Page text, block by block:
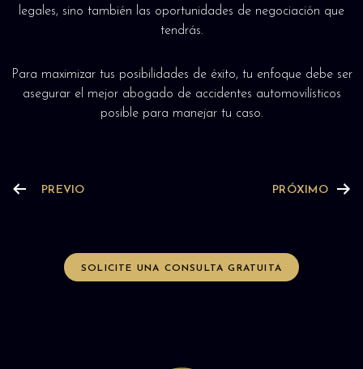
legales, sino también las oportunidades de negociación que
tendrás.
Para maximizar tus posibilidades de éxito, tu enfoque debe ser
asegurar el mejor abogado de accidentes automovilísticos
posible para manejar tu caso.
PREVIO PRÓXIMO
SOLICITE UNA CONSULTA GRATUITA